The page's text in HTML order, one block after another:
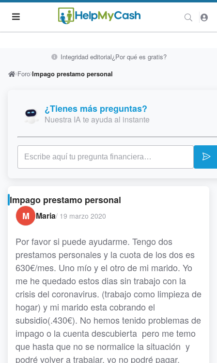
Integridad editorial¿Por qué es gratis?
Foro Impago prestamo personal
¿Tienes más preguntas?
Nuestra IA te ayuda al instante
Impago prestamo personal
M
Maria/ 19 marzo 2020
Por favor si puede ayudarme. Tengo dos
prestamos personales y la cuota de los dos es
630€/mes. Uno mío y el otro de mi marido. Yo
me he quedado estos dias sin trabajo con la
crisis del coronavirus. (trabajo como limpieza de
hogar) y mi marido esta cobrando el
subsidio(.430€). No hemos tenido problemas de
impago o la cuenta descubierta pero me temo
que hasta que no se normalice la situación y
podré volver a trabajar, yo no podré pagar.